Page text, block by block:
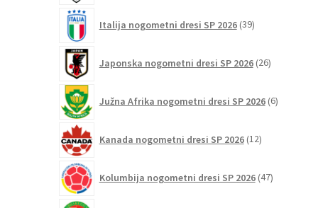
Italija nogometni dresi SP 2026 39izdelkov
Japonska nogometni dresi SP 2026 26izdelkov
Južna Afrika nogometni dresi SP 2026 6izdelkov
Kanada nogometni dresi SP 2026 12izdelkov
Kolumbija nogometni dresi SP 2026 47izdelkov